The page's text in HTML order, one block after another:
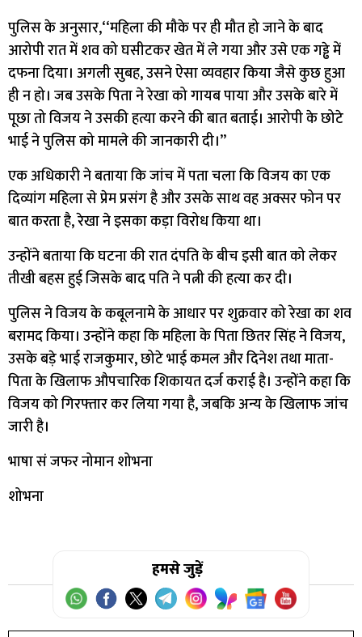
पुलिस के अनुसार,‘‘महिला की मौके पर ही मौत हो जाने के बाद
आरोपी रात में शव को घसीटकर खेत में ले गया और उसे एक गड्ढे में
दफना दिया। अगली सुबह, उसने ऐसा व्यवहार किया जैसे कुछ हुआ
ही न हो। जब उसके पिता ने रेखा को गायब पाया और उसके बारे में
पूछा तो विजय ने उसकी हत्या करने की बात बताई। आरोपी के छोटे
भाई ने पुलिस को मामले की जानकारी दी।’’
एक अधिकारी ने बताया कि जांच में पता चला कि विजय का एक
दिव्यांग महिला से प्रेम प्रसंग है और उसके साथ वह अक्सर फोन पर
बात करता है, रेखा ने इसका कड़ा विरोध किया था।
उन्होंने बताया कि घटना की रात दंपति के बीच इसी बात को लेकर
तीखी बहस हुई जिसके बाद पति ने पत्नी की हत्या कर दी।
पुलिस ने विजय के कबूलनामे के आधार पर शुक्रवार को रेखा का शव
बरामद किया। उन्होंने कहा कि महिला के पिता छितर सिंह ने विजय,
उसके बड़े भाई राजकुमार, छोटे भाई कमल और दिनेश तथा माता-
पिता के खिलाफ औपचारिक शिकायत दर्ज कराई है। उन्होंने कहा कि
विजय को गिरफ्तार कर लिया गया है, जबकि अन्य के खिलाफ जांच
जारी है।
भाषा सं जफर नोमान शोभना
शोभना
हमसे जुड़ें